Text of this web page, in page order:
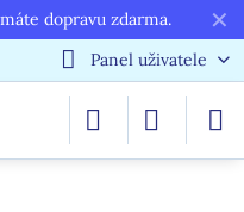
✕
dopravu zdarma.
Panel uživatele